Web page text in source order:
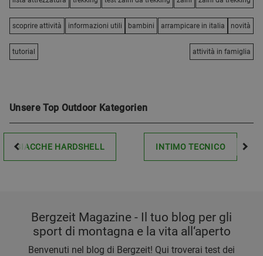
scoprire attività informazioni utili bambini arrampicare in italia novità
tutorial attività in famiglia
Unsere Top Outdoor Kategorien
GIACCHE HARDSHELL INTIMO TECNICO
Bergzeit Magazine - Il tuo blog per gli
sport di montagna e la vita all‘aperto
Benvenuti nel blog di Bergzeit! Qui troverai test dei